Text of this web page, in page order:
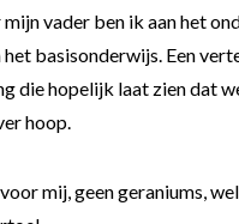
vader ben ik aan het
basisonderwijs. Een
die hopelijk laat zien dat
hoop.
mij, geen geraniums,